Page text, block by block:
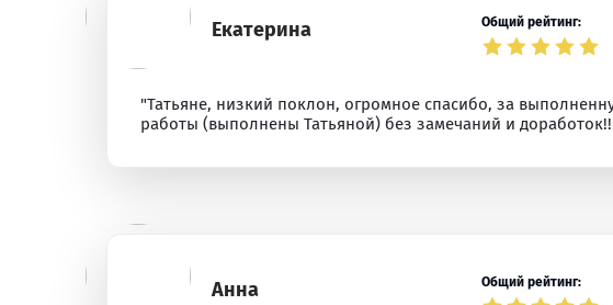
Екатерина Общий рейтинг:
"Татьяне, низкий поклон, огромное спасибо, за
работы (выполнены Татьяной) без замечаний и
Анна Общий рейтинг: